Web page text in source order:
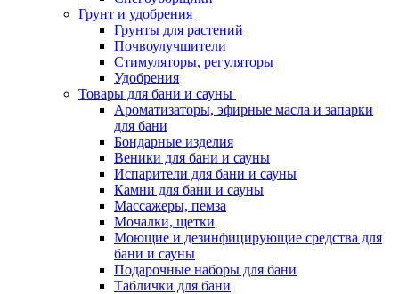
Грунт и удобрения
Грунты для растений
Почвоулучшители
Стимуляторы, регуляторы
Удобрения
Товары для бани и сауны
Ароматизаторы, эфирные масла и запарки
для бани
Бондарные изделия
Веники для бани и сауны
Испарители для бани и сауны
Камни для бани и сауны
Массажеры, пемза
Мочалки, щетки
Моющие и дезинфицирующие средства для
бани и сауны
Подарочные наборы для бани
Таблички для бани